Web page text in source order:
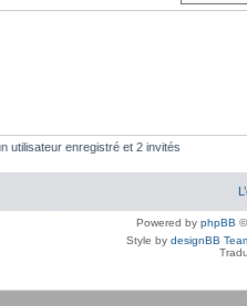
utilisateur enregistré et 2 invités
Powered by phpBB
Style by designBB